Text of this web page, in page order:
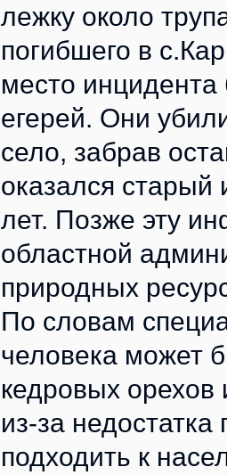
лежку около
погибшего в
место
егерей. Они
село, забрав
оказался
лет. Позже эту
областной
природных
По словам
человека может
кедровых орехов
из-за
подходить к